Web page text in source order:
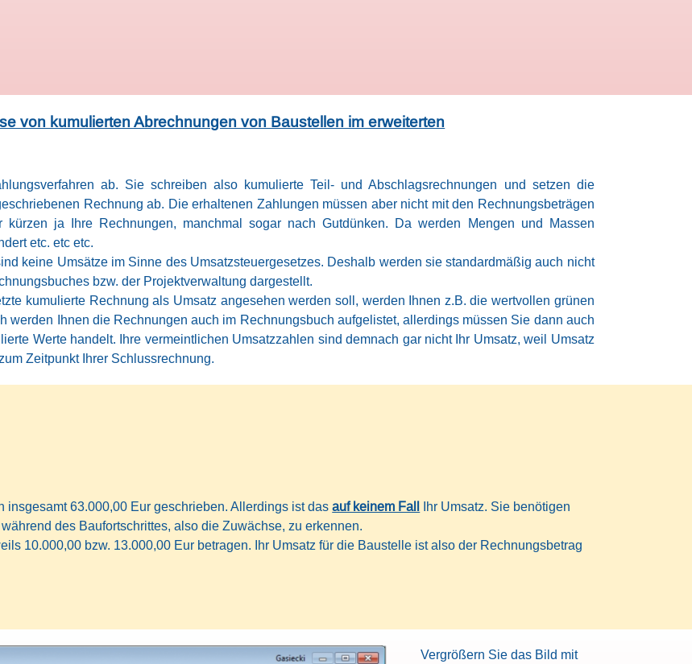
von kumulierten Abrechnungen von Baustellen im erweiterten
ab. Sie schreiben also kumulierte Teil- und Abschlagsrechnungen und setzen die
Rechnung ab. Die erhaltenen Zahlungen müssen aber nicht mit den Rechnungsbeträgen
kürzen ja Ihre Rechnungen, manchmal sogar nach Gutdünken. Da werden Mengen und Massen
etc. etc etc.
keine Umsätze im Sinne des Umsatzsteuergesetzes. Deshalb werden sie standardmäßig auch nicht
bzw. der Projektverwaltung dargestellt.
kumulierte Rechnung als Umsatz angesehen werden soll, werden Ihnen z.B. die wertvollen grünen
werden Ihnen die Rechnungen auch im Rechnungsbuch aufgelistet, allerdings müssen Sie dann auch
Werte handelt. Ihre vermeintlichen Umsatzzahlen sind demnach gar nicht Ihr Umsatz, weil Umsatz
Zeitpunkt Ihrer Schlussrechnung.
insgesamt 63.000,00 Eur geschrieben. Allerdings ist dasauf keinem Fall
Ihr Umsatz. Sie benötigen
des Baufortschrittes, also die Zuwächse, zu erkennen.
10.000,00 bzw. 13.000,00 Eur betragen. Ihr Umsatz für die Baustelle ist also der Rechnungsbetrag
Vergrößern Sie das Bild mit